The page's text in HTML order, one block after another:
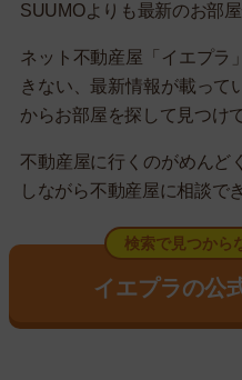
SUUMOよりも最新のお部
ネット不動産屋「イエプラ
きない、最新情報が載って
からお部屋を探して見つけ
不動産屋に行くのがめんど
しながら不動産屋に相談で
検索で見つから
イエプラの公